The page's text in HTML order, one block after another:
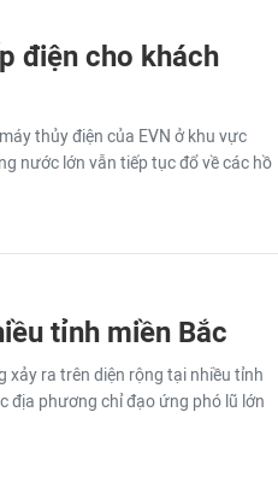
điện cho khách
thủy điện của EVN ở khu vực
nước lớn vẫn tiếp tục đổ về các hồ
tỉnh miền Bắc
ra trên diện rộng tại nhiều tỉnh
địa phương chỉ đạo ứng phó lũ lớn